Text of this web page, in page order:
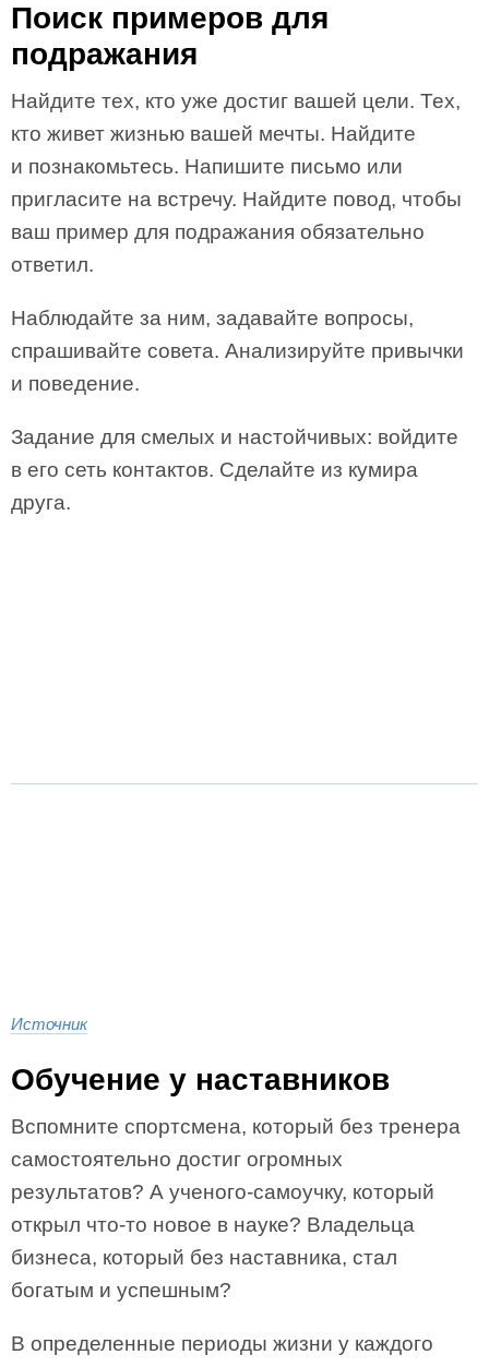
Поиск примеров для
подражания
Найдите тех, кто уже достиг вашей цели. Тех,
кто живет жизнью вашей мечты. Найдите
и познакомьтесь. Напишите письмо или
пригласите на встречу. Найдите повод, чтобы
ваш пример для подражания обязательно
ответил.
Наблюдайте за ним, задавайте вопросы,
спрашивайте совета. Анализируйте привычки
и поведение.
Задание для смелых и настойчивых: войдите
в его сеть контактов. Сделайте из кумира
друга.
Источник
Обучение у наставников
Вспомните спортсмена, который без тренера
самостоятельно достиг огромных
результатов? А ученого-самоучку, который
открыл что-то новое в науке? Владельца
бизнеса, который без наставника, стал
богатым и успешным?
В определенные периоды жизни у каждого